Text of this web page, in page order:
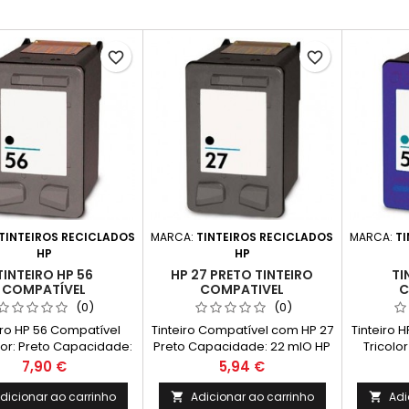
TINTEIROS RECICLADOS
HP
HP 56
COMPATÍVEL
(0)
HP 56 Compatível
Preto Capacidade:
Médio: 520
*(Média com base
ISO/IEC 24711 e
Preço
7,90 €
ao carrinho
favorite_border
MARCA: TINTEIROS RECICLADOS
HP
HP 27 PRETO TINTEIRO
COMPATIVEL
(0)
Tinteiro Compatível com HP 27
Preto Capacidade: 22 mlO HP
27 Preto Tinteiro Compatível
oferece impressões de alta
qualidade com textos nítidos
Preço
5,94 €
 Adicionar ao carrinho
favorite_border
MARCA:
Tinteiro
